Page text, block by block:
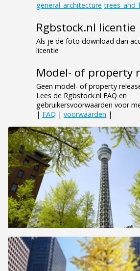
general_architecture
Rgbstock.nl licentie
Als je de foto download dan
licentie
Model- of property
Geen model- of property
Lees de Rgbstock.nl FAQ en
gebruikersvoorwaarden voor
| FAQ | voorwaarden |